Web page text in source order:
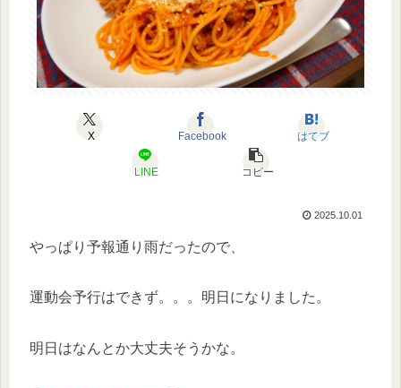
X Facebook はてブ
LINE コピー
2025.10.01
やっぱり予報通り雨だったので、
運動会予行はできず。。。明日になりました。
明日はなんとか大丈夫そうかな。